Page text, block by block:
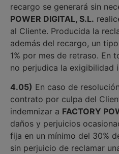
recargo se generará sin
POWER DIGITAL, S.L.
al Cliente. Producida la
además del recargo, un
1% por mes de retraso. En
no perjudica la exigibilidad
4.05) En caso de
contrato por culpa del
indemnizar a FACTORY
daños y perjuicios
fija en un mínimo del 30%
sin perjuicio de reclamar